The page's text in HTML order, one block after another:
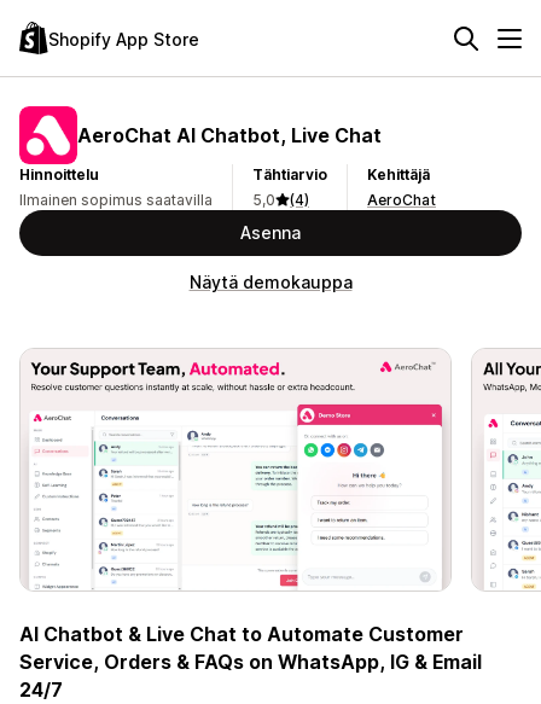
Shopify App Store
AeroChat AI Chatbot, Live Chat
Hinnoittelu
Ilmainen sopimus saatavilla
Tähtiarvio
5,0
(4)
Kehittäjä
AeroChat
Asenna
Näytä demokauppa
AI Chatbot & Live Chat to Automate Customer
Service, Orders & FAQs on WhatsApp, IG & Email
24/7